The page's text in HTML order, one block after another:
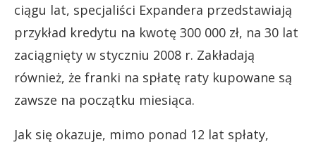
ciągu lat, specjaliści Expandera przedstawiają
przykład kredytu na kwotę 300 000 zł, na 30 lat
zaciągnięty w styczniu 2008 r. Zakładają
również, że franki na spłatę raty kupowane są
zawsze na początku miesiąca.
Jak się okazuje, mimo ponad 12 lat spłaty,